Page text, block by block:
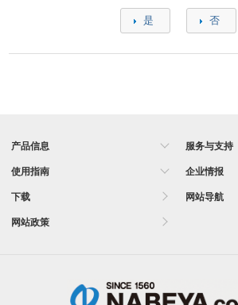
是 否
产品信息 服务与支持
使用指南 企业情报
下载 网站导航
网站政策